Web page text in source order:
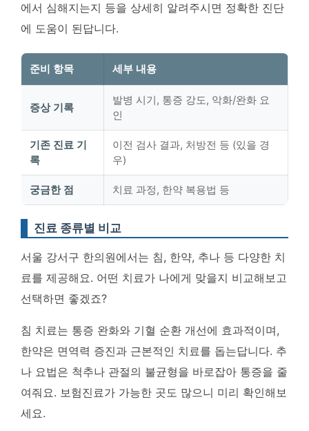
에서 심해지는지 등을 상세히 알려주시면 정확한 진단
에 도움이 된답니다.
준비 항목 세부 내용
증상 기록
발병 시기, 통증 강도, 악화/완화 요
인
기존 진료 기
록
이전 검사 결과, 처방전 등 (있을 경
우)
궁금한 점 치료 과정, 한약 복용법 등
진료 종류별 비교
서울 강서구 한의원에서는 침, 한약, 추나 등 다양한 치
료를 제공해요. 어떤 치료가 나에게 맞을지 비교해보고
선택하면 좋겠죠?
침 치료는 통증 완화와 기혈 순환 개선에 효과적이며,
한약은 면역력 증진과 근본적인 치료를 돕는답니다. 추
나 요법은 척추나 관절의 불균형을 바로잡아 통증을 줄
여줘요. 보험진료가 가능한 곳도 많으니 미리 확인해보
세요.